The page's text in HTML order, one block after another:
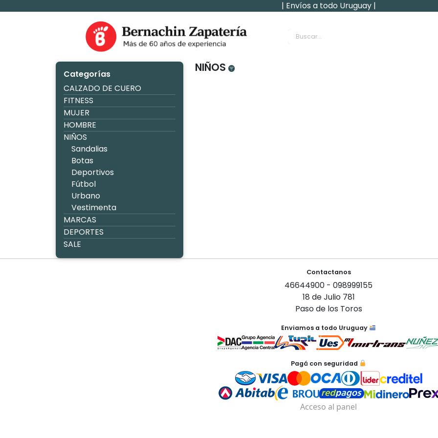
| Envíos a todo Uruguay |
Zapaterìa Bernachin
Categorías
CALZADO DE CUERO
FITNESS
MUJER
HOMBRE
NIÑOS
Sandalias
Botas
Deportivos
Fútbol
Urbano
Vestimenta
MARCAS
DEPORTES
SALE
NIÑOS
Contactanos
46644900 - 098999155
18 de Julio 781
Paso de los Toros
Enviamos a todo Uruguay
Pagá con seguridad
Acceso al panel